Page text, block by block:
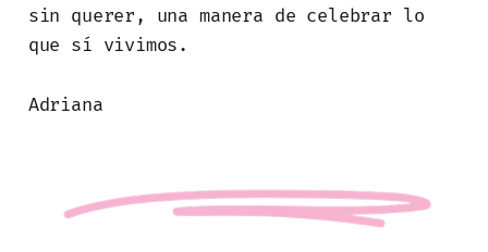
sin querer, una manera de celebrar lo
que sí vivimos.
Adriana